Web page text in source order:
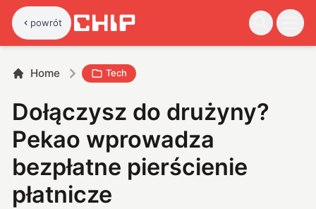
powrót
Home Tech
Dołączysz do drużyny?
Pekao wprowadza
bezpłatne pierścienie
płatnicze